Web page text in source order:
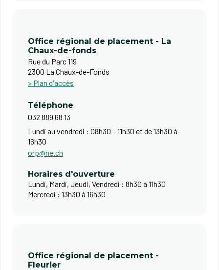
Office régional de placement - La
Chaux-de-fonds
Rue du Parc 119
2300 La Chaux-de-Fonds
> Plan d'accès
Téléphone
032 889 68 13
Lundi au vendredi : 08h30 – 11h30 et de 13h30 à
16h30​
orp@ne.ch
Horaires d'ouverture
Lundi, Mardi, Jeudi, Vendredi : 8h30 à 11h30
Mercredi : 13h30 à 16h30
Office régional de placement -
Fleurier